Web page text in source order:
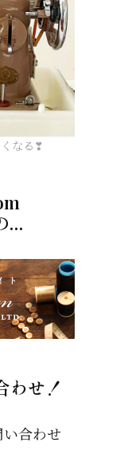
なる❣
…
わせ！